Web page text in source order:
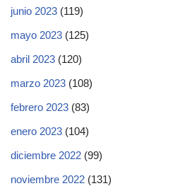
junio 2023 (119)
mayo 2023 (125)
abril 2023 (120)
marzo 2023 (108)
febrero 2023 (83)
enero 2023 (104)
diciembre 2022 (99)
noviembre 2022 (131)